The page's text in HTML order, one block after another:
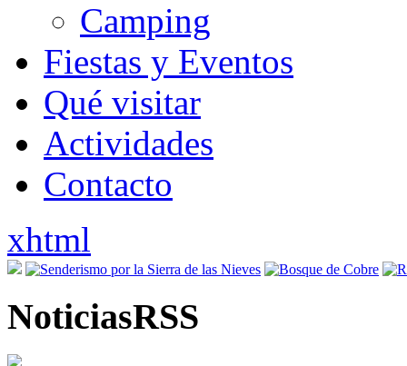
Camping
Fiestas y Eventos
Qué visitar
Actividades
Contacto
xhtml
NoticiasRSS